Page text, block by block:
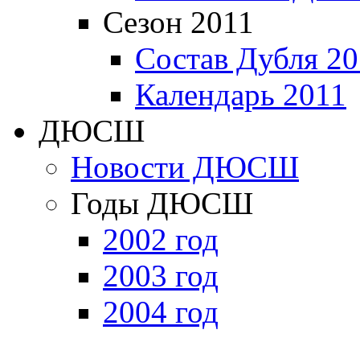
Сезон 2011
Состав Дубля
Календарь 2011
ДЮСШ
Новости ДЮСШ
Годы ДЮСШ
2002 год
2003 год
2004 год